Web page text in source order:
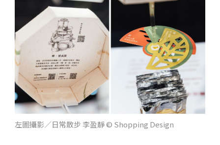
左圖攝影／日常散步 李盈靜 © Shopping Design